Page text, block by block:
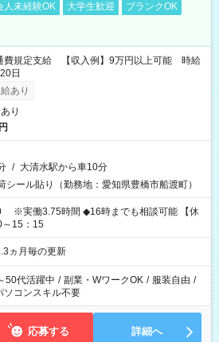
人未経験OK 大学生歓迎
ブランクOK
費規定支給 【収入例】9万円以上可能 時給
日
あり
り
/ 大清水駅から車10分
シール貼り（勤務地：愛知県豊橋市船渡町）
間 ◆16時までも相談可能 【休
～15：15
ヵ月毎の更新
50代活躍中 / 副業・WワークOK / 服装自由 /
ソコンスキル不要
応募する 詳細へ